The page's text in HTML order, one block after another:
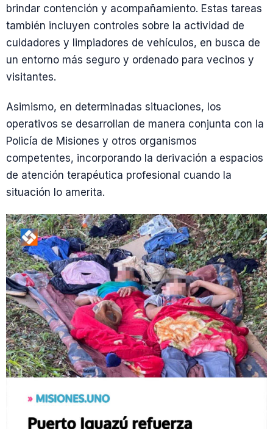
brindar contención y acompañamiento. Estas tareas
también incluyen controles sobre la actividad de
cuidadores y limpiadores de vehículos, en busca de
un entorno más seguro y ordenado para vecinos y
visitantes.
Asimismo, en determinadas situaciones, los
operativos se desarrollan de manera conjunta con la
Policía de Misiones y otros organismos
competentes, incorporando la derivación a espacios
de atención terapéutica profesional cuando la
situación lo amerita.